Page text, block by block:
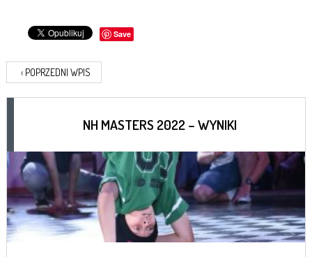
Save
‹ POPRZEDNI WPIS
NH MASTERS 2022 – WYNIKI